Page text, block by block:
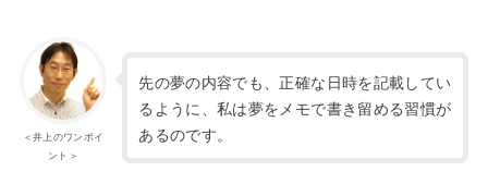
＜井上のワンポイ
ント＞
先の夢の内容でも、正確な日時を記載してい
るように、私は夢をメモで書き留める習慣が
あるのです。